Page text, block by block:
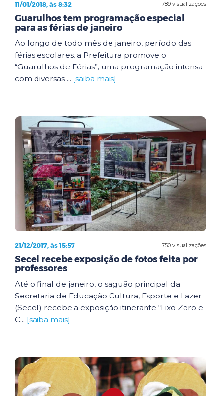
789 visualizações
11/01/2018, às 8:32
Guarulhos tem programação especial
para as férias de janeiro
Ao longo de todo mês de janeiro, período das
férias escolares, a Prefeitura promove o
“Guarulhos de Férias”, uma programação intensa
com diversas ... [saiba mais]
750 visualizações
21/12/2017, às 15:57
Secel recebe exposição de fotos feita por
professores
Até o final de janeiro, o saguão principal da
Secretaria de Educação Cultura, Esporte e Lazer
(Secel) recebe a exposição itinerante “Lixo Zero e
C... [saiba mais]